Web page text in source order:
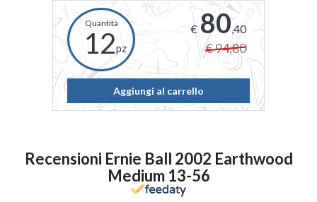
12pz
€ 80,40
€ 94,80
Aggiungi al carrello
Recensioni Ernie Ball 2002 Earthwood
Medium 13-56